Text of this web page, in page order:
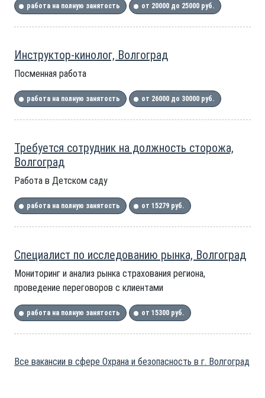
работа на полную занятость от 20000 до 25000 руб.
Инструктор-кинолог, Волгоград
Посменная работа
работа на полную занятость от 26000 до 30000 руб.
Требуется сотрудник на должность сторожа,
Волгоград
Работа в Детском саду
работа на полную занятость от 15279 руб.
Специалист по исследованию рынка, Волгоград
Мониторинг и анализ рынка страхования региона,
проведение переговоров с клиентами
работа на полную занятость от 15300 руб.
Все вакансии в сфере Охрана и безопасность в г. Волгоград